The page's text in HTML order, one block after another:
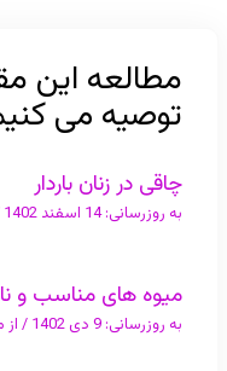
مطالعه این
توصیه می
چاقی در زنان باردار
به روزرسانی:14 اسفند 1402
میوه های مناسب و
به روزرسانی: 9 دی 1402 / از